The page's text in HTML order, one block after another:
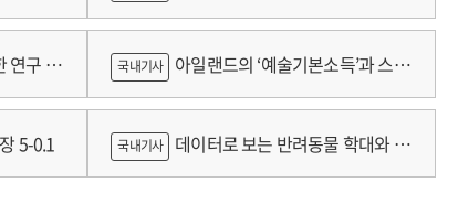
연구 :
5-0.1
람
국내기사 아일랜드의 ‘예술기본소득’과 스코
틀랜드의 예술인 소득보장정책 논의
국내기사 데이터로 보는 반려동물 학대와 분